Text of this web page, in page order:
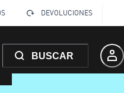
DEVOLUCIONES
BUSCAR